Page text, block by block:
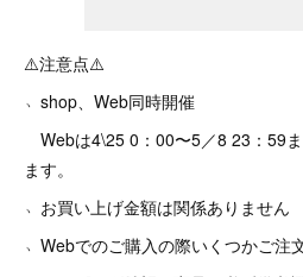
⚠️注意点⚠️
﹅shop、Web同時開催
Webは4\25 0：00〜5／8 23：59
ます。
﹅お買い上げ金額は関係ありません
﹅Webでのご購入の際いくつかご注